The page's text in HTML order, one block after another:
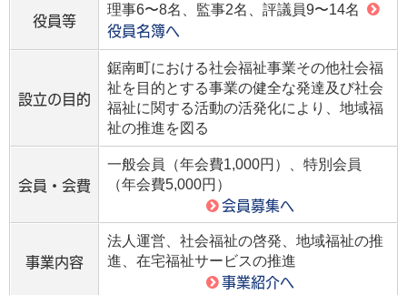
役員等 理事6〜8名、監事2名、評議員9〜14名
役員名簿へ
設立の目的
鋸南町における社会福祉事業その他社会福
祉を目的とする事業の健全な発達及び社会
福祉に関する活動の活発化により、地域福
祉の推進を図る
会員・会費
一般会員（年会費1,000円）、特別会員
（年会費5,000円）
会員募集へ
事業内容
法人運営、社会福祉の啓発、地域福祉の推
進、在宅福祉サービスの推進
事業紹介へ